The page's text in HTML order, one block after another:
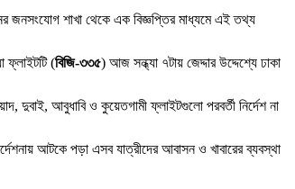
জনসংযোগ শাখা থেকে এক বিজ্ঞপ্তির মাধ্যমে এই তথ্য
ফ্লাইটটি (বিজি-৩৩৫) আজ সন্ধ্যা ৭টায় জেদ্দার উদ্দেশ্যে ঢাকা
দুবাই, আবুধাবি ও কুয়েতগামী ফ্লাইটগুলো পরবর্তী নির্দেশ না
আটকে পড়া এসব যাত্রীদের আবাসন ও খাবারের ব্যবস্থা